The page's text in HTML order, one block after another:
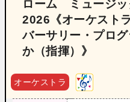
ローム ミュージ
2026《オーケスト
バーサリー・プ
か（指揮）》
オーケストラ